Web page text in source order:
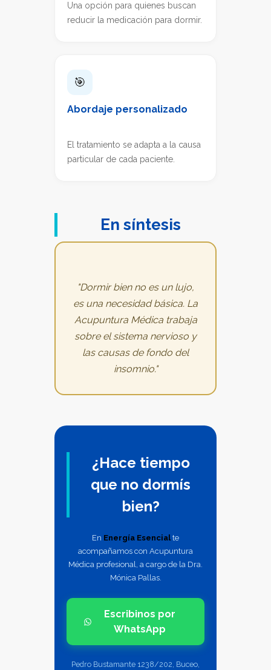
Una opción para quienes buscan
reducir la medicación para dormir.
🎯
Abordaje personalizado
El tratamiento se adapta a la causa
particular de cada paciente.
En síntesis
"Dormir bien no es un lujo,
es una necesidad básica. La
Acupuntura Médica trabaja
sobre el sistema nervioso y
las causas de fondo del
insomnio."
¿Hace tiempo
que no dormís
bien?
En Energía Esencialte
acompañamos con Acupuntura
Médica profesional, a cargo de la Dra.
Mónica Pallas.
Escribinos por
WhatsApp
Pedro Bustamante 1238/202, Buceo,